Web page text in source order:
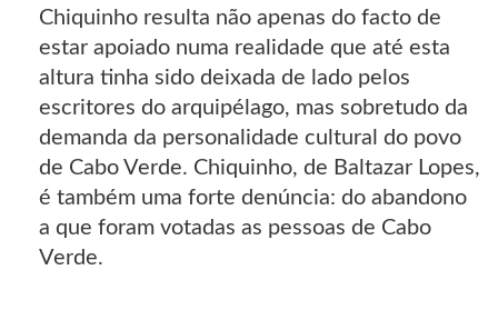
Chiquinho resulta não apenas do facto de
estar apoiado numa realidade que até esta
altura tinha sido deixada de lado pelos
escritores do arquipélago, mas sobretudo da
demanda da personalidade cultural do povo
de Cabo Verde. Chiquinho, de Baltazar Lopes,
é também uma forte denúncia: do abandono
a que foram votadas as pessoas de Cabo
Verde.